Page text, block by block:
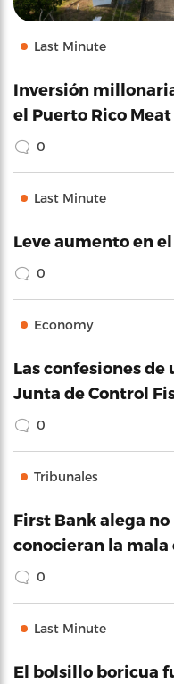
Last Minute
Inversión
el Puerto Rico
0
Last Minute
Leve aumento en
0
Economy
Las confesiones
Junta de Control
0
Tribunales
First Bank alega
conocieran la
0
Last Minute
El bolsillo boricua